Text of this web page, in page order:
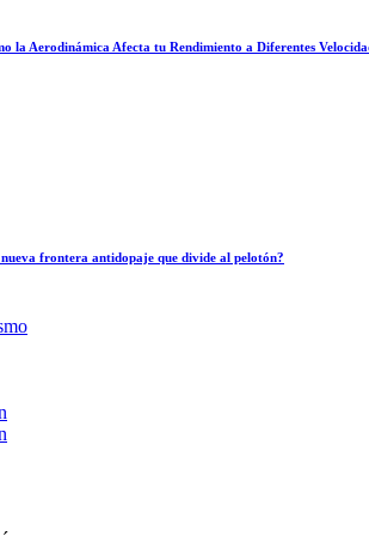
la Aerodinámica Afecta tu Rendimiento a Diferentes
frontera antidopaje que divide al pelotón?